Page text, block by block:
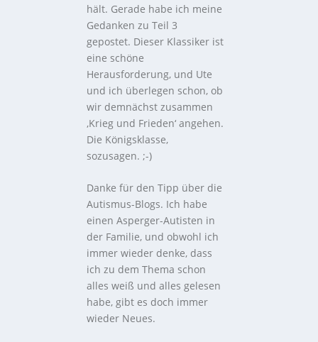
hält. Gerade habe ich meine
Gedanken zu Teil 3
gepostet. Dieser Klassiker ist
eine schöne
Herausforderung, und Ute
und ich überlegen schon, ob
wir demnächst zusammen
‚Krieg und Frieden‘ angehen.
Die Königsklasse,
sozusagen. ;-)
Danke für den Tipp über die
Autismus-Blogs. Ich habe
einen Asperger-Autisten in
der Familie, und obwohl ich
immer wieder denke, dass
ich zu dem Thema schon
alles weiß und alles gelesen
habe, gibt es doch immer
wieder Neues.